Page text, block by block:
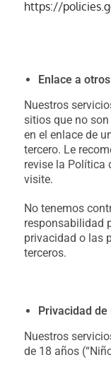
https://
Enlace a
Nuestros
sitios que no
en el enlace de
tercero. Le
revise la Política
visite.
No tenemos
responsabilidad
privacidad o las
terceros.
Privacidad de
Nuestros
de 18 años